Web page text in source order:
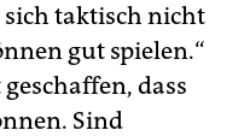
taktisch nicht
gut spielen.“
dass
Sind